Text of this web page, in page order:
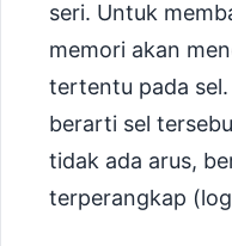
seri. Untuk
memori akan
tertentu pada
berarti sel
tidak ada arus,
terperangkap